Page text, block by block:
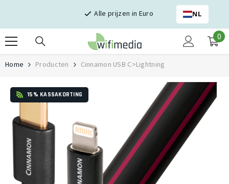
Alle prijzen in Euro NL
0
0
Home Producten Cinnamon USB C>Lightning
15% KASSAKORTING